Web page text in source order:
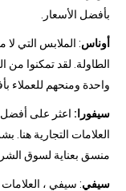
بأفضل الأسعار.
أوناس: الملابس التي لا
الطاولة. لقد تمكنوا من
واحدة ومنحهم للعملاء
سيفورا: اعثر على
العلامات التجارية
منسق بعناية لسوق
سيفي: سيفي ، العلامات